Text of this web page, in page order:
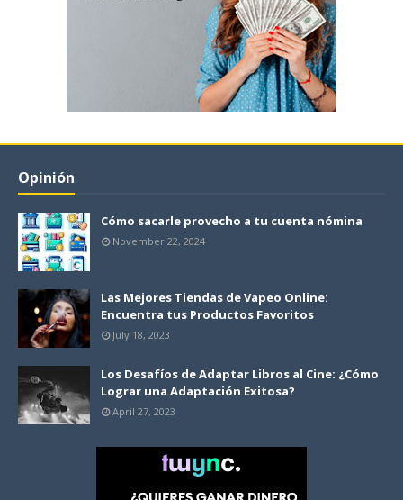
Opinión
Cómo sacarle provecho a tu cuenta nómina
November 22, 2024
Las Mejores Tiendas de Vapeo Online:
Encuentra tus Productos Favoritos
July 18, 2023
Los Desafíos de Adaptar Libros al Cine: ¿Cómo
Lograr una Adaptación Exitosa?
April 27, 2023